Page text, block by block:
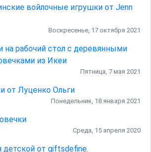
войлочные игрушки от Jenn
Воскресенье, 17 октября 2021
на рабочий стол с деревянными
из Икеи
Пятница, 7 мая 2021
от Луценко Ольги
Понедельник, 18 января 2021
Среда, 15 апреля 2020
детской от giftsdefine.